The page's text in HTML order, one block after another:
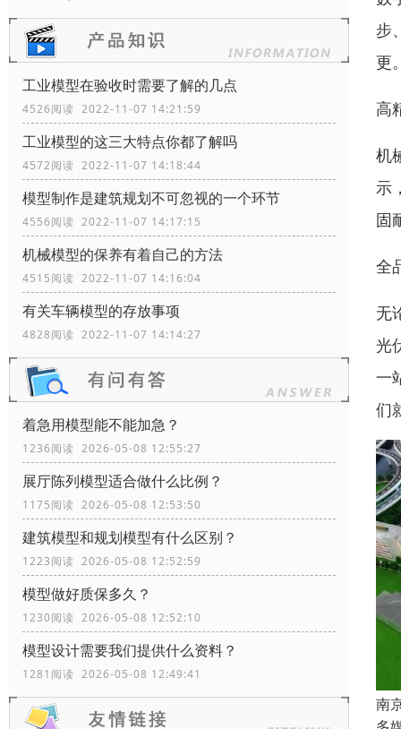
工业模型在验收时需要了解的几点
4526阅读 2022-11-07 14:21:59
工业模型的这三大特点你都了解吗
4572阅读 2022-11-07 14:18:44
模型制作是建筑规划不可忽视的一个环节
4556阅读 2022-11-07 14:17:15
机械模型的保养有着自己的方法
4515阅读 2022-11-07 14:16:04
有关车辆模型的存放事项
4828阅读 2022-11-07 14:14:27
着急用模型能不能加急？
1236阅读 2026-05-08 12:55:27
展厅陈列模型适合做什么比例？
1175阅读 2026-05-08 12:53:50
建筑模型和规划模型有什么区别？
1223阅读 2026-05-08 12:52:59
模型做好质保多久？
1230阅读 2026-05-08 12:52:10
模型设计需要我们提供什么资料？
1281阅读 2026-05-08 12:49:41
步
更
高
机
示
固
全
无
光
一
们
南